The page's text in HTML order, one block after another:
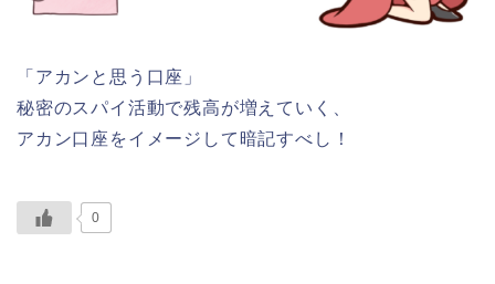
「アカンと思う口座」
秘密のスパイ活動で残高が増えていく、
アカン口座をイメージして暗記すべし！
0